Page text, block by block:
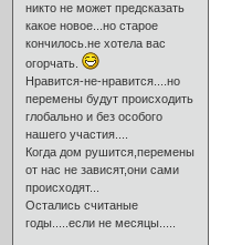
никто не может предсказать
какое новое...но старое
кончилось.не хотела вас
огорчать.
Нравится-не-нравится....но
перемены будут происходить
глобально и без особого
нашего участия....
Когда дом рушится,перемены
от нас не зависят,они сами
происходят...
Остались считаные
годы.....если не месяцы.....